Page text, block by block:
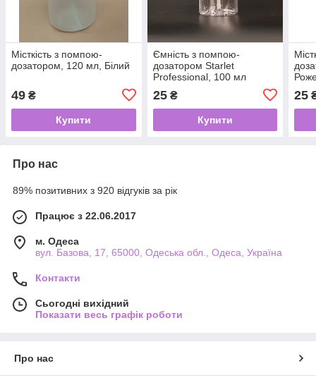
Місткість з помпою-
дозатором, 120 мл, Білий
49 ₴
Купити
Ємність з помпою-
дозатором Starlet
Professional, 100 мл
25₴
Купити
25
Про нас
89% позитивних з 920 відгуків за рік
Працює з 22.06.2017
м. Одеса
вул. Базова, 17, 65000, Одеська обл., Одеса, Україна
Контакти
Сьогодні вихідний
Показати весь графік роботи
Про нас